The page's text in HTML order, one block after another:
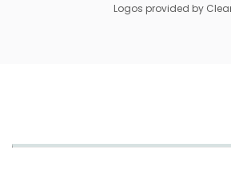
Logos provided by